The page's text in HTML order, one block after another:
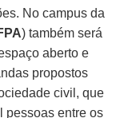
No campus da
) também será
aberto e
propostos
civil, que
pessoas entre os